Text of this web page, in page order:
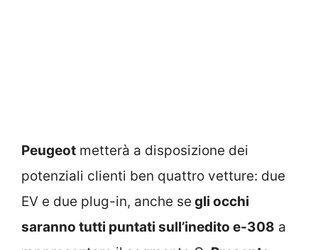
Peugeot metterà a disposizione dei
potenziali clienti ben quattro vetture: due
EV e due plug-in, anche se gli occhi
saranno tutti puntati sull’inedito e-308 a